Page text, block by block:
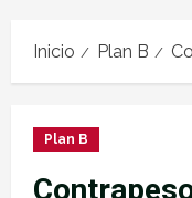
Inicio Plan B
Plan B